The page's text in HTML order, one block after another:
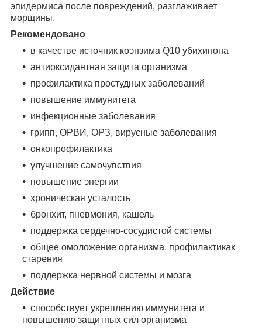
эпидермиса после повреждений, разглаживает
морщины.
Рекомендовано
в качестве источник коэнзима Q10 убихинона
антиоксидантная защита организма
профилактика простудных заболеваний
повышение иммунитета
инфекционные заболевания
грипп, ОРВИ, ОРЗ, вирусные заболевания
онкопрофилактика
улучшение самочувствия
повышение энергии
хроническая усталость
бронхит, пневмония, кашель
поддержка сердечно-сосудистой системы
общее омоложение организма, профилактикак
старения
поддержка нервной системы и мозга
Действие
способствует укреплению иммунитета и
повышению защитных сил организма